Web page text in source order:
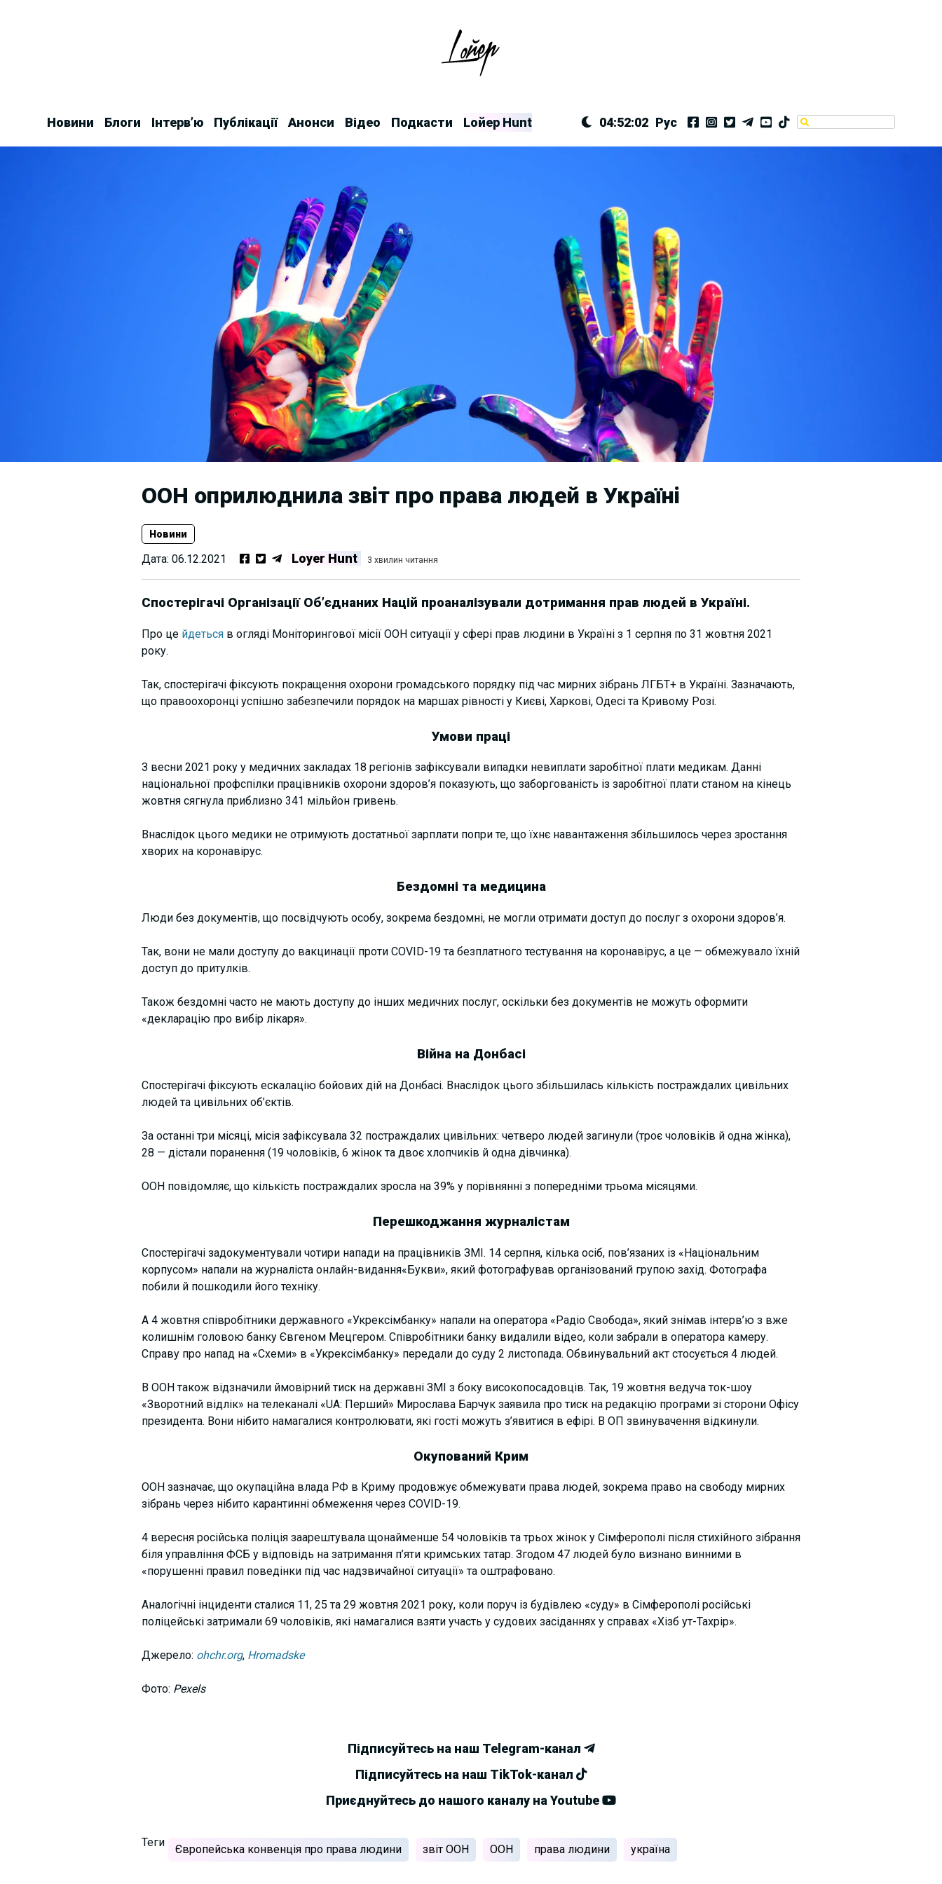
Новини Блоги Інтерв’ю Публікації Анонси Відео Подкасти Lойер Hunt 04:52:03 Рус
ООН оприлюднила звіт про права людей в Україні
Новини
Дата: 06.12.2021 Loyer Hunt 3 хвилин читання
Спостерігачі Організації Об’єднаних Націй проаналізували дотримання прав людей в Україні.
Про це йдетьсяв огляді Моніторингової місії ООН ситуації у сфері прав людини в Україні з 1 серпня по 31 жовтня 2021
року.
Так, спостерігачі фіксують покращення охорони громадського порядку під час мирних зібрань ЛГБТ+ в Україні. Зазначають,
що правоохоронці успішно забезпечили порядок на маршах рівності у Києві, Харкові, Одесі та Кривому Розі.
Умови праці
З весни 2021 року у медичних закладах 18 регіонів зафіксували випадки невиплати заробітної плати медикам. Данні
національної профспілки працівників охорони здоров’я показують, що заборгованість із заробітної плати станом на кінець
жовтня сягнула приблизно 341 мільйон гривень.
Внаслідок цього медики не отримують достатньої зарплати попри те, що їхнє навантаження збільшилось через зростання
хворих на коронавірус.
Бездомні та медицина
Люди без документів, що посвідчують особу, зокрема бездомні, не могли отримати доступ до послуг з охорони здоров’я.
Так, вони не мали доступу до вакцинації проти COVID-19 та безплатного тестування на коронавірус, а це — обмежувало їхній
доступ до притулків.
Також бездомні часто не мають доступу до інших медичних послуг, оскільки без документів не можуть оформити
«декларацію про вибір лікаря».
Війна на Донбасі
Спостерігачі фіксують ескалацію бойових дій на Донбасі. Внаслідок цього збільшилась кількість постраждалих цивільних
людей та цивільних об’єктів.
За останні три місяці, місія зафіксувала 32 постраждалих цивільних: четверо людей загинули (троє чоловіків й одна жінка),
28 — дістали поранення (19 чоловіків, 6 жінок та двоє хлопчиків й одна дівчинка).
ООН повідомляє, що кількість постраждалих зросла на 39% у порівнянні з попередніми трьома місяцями.
Перешкоджання журналістам
Спостерігачі задокументували чотири напади на працівників ЗМІ. 14 серпня, кілька осіб, пов’язаних із «Національним
корпусом» напали на журналіста онлайн-видання«Букви», який фотографував організований групою захід. Фотографа
побили й пошкодили його техніку.
А 4 жовтня співробітники державного «Укрексімбанку» напали на оператора «Радіо Свобода», який знімав інтерв’ю з вже
колишнім головою банку Євгеном Мецгером. Співробітники банку видалили відео, коли забрали в оператора камеру.
Справу про напад на «Схеми» в «Укрексімбанку» передали до суду 2 листопада. Обвинувальний акт стосується 4 людей.
В ООН також відзначили ймовірний тиск на державні ЗМІ з боку високопосадовців. Так, 19 жовтня ведуча ток-шоу
«Зворотний відлік» на телеканалі «UA: Перший» Мирослава Барчук заявила про тиск на редакцію програми зі сторони Офісу
президента. Вони нібито намагалися контролювати, які гості можуть з’явитися в ефірі. В ОП звинувачення відкинули.
Окупований Крим
ООН зазначає, що окупаційна влада РФ в Криму продовжує обмежувати права людей, зокрема право на свободу мирних
зібрань через нібито карантинні обмеження через COVID-19.
4 вересня російська поліція заарештувала щонайменше 54 чоловіків та трьох жінок у Сімферополі після стихійного зібрання
біля управління ФСБ у відповідь на затримання п’яти кримських татар. Згодом 47 людей було визнано винними в
«порушенні правил поведінки під час надзвичайної ситуації» та оштрафовано.
Аналогічні інциденти сталися 11, 25 та 29 жовтня 2021 року, коли поруч із будівлею «суду» в Сімферополі російські
поліцейські затримали 69 чоловіків, які намагалися взяти участь у судових засіданнях у справах «Хізб ут-Тахрір».
Джерело: ohchr.org, Hromadske
Фото: Pexels
Підписуйтесь на наш Telegram-канал
Підписуйтесь на наш TikTok-канал
Приєднуйтесь до нашого каналу на Youtube
Теги
Європейська конвенція про права людини звіт ООН ООН права людини україна